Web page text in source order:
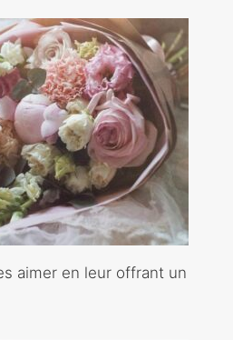
aimer en leur offrant un